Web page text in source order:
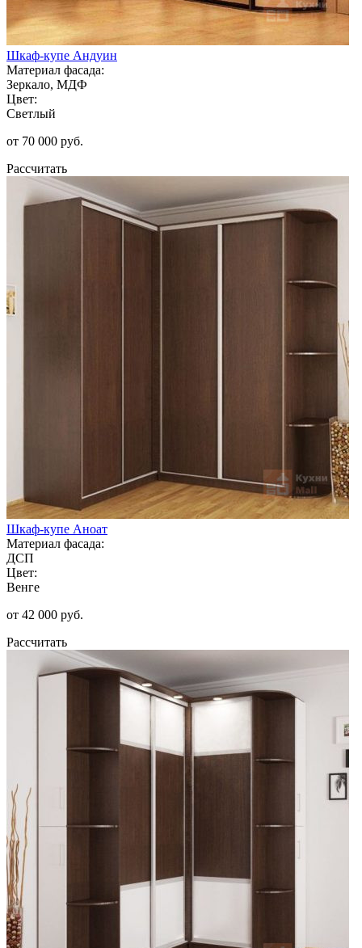
Шкаф-купе Андуин
Материал фасада:
Зеркало, МДФ
Цвет:
Светлый
от 70 000 руб.
Рассчитать
Шкаф-купе Аноат
Материал фасада:
ДСП
Цвет:
Венге
от 42 000 руб.
Рассчитать